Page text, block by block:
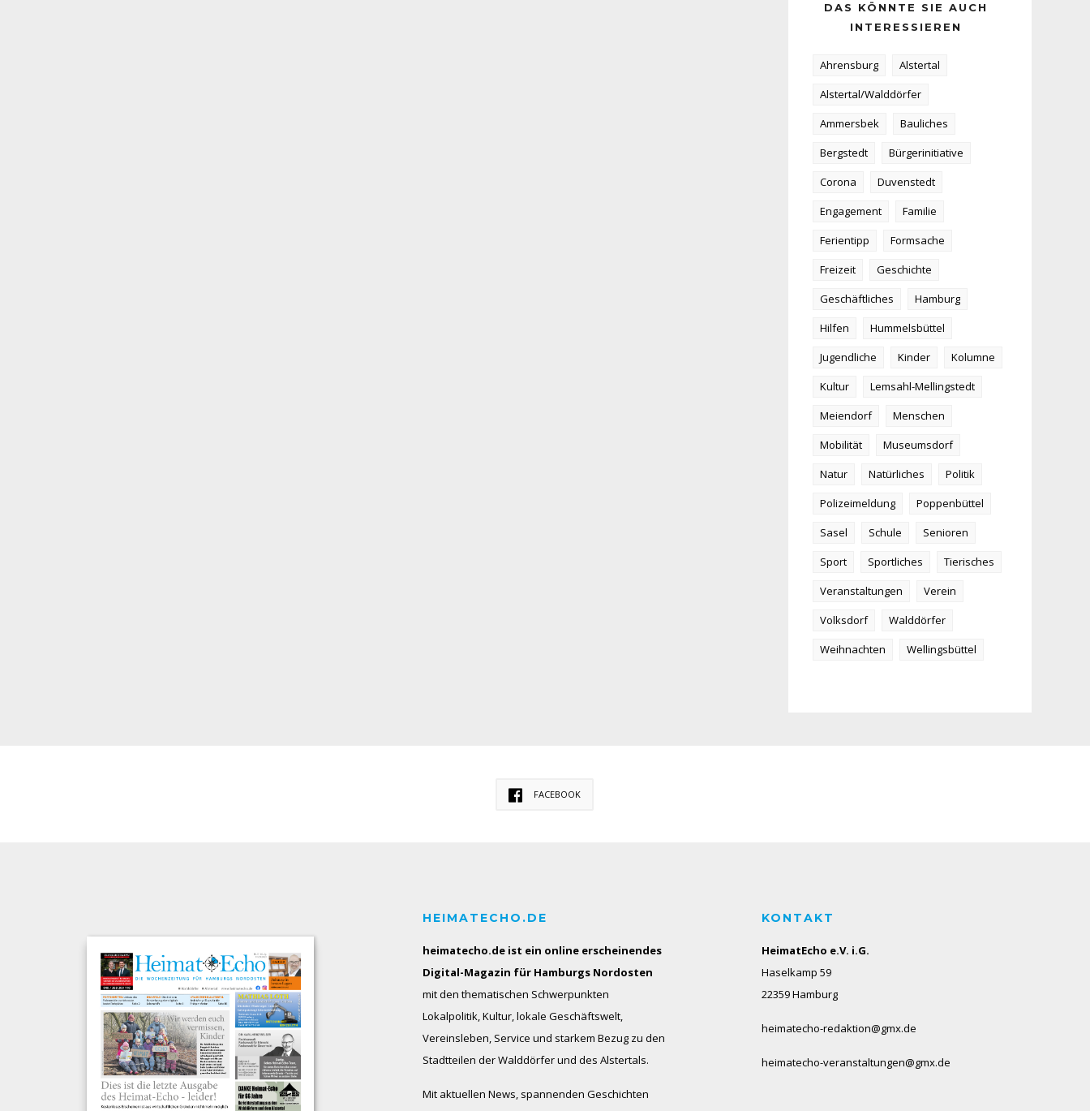
DAS KÖNNTE SIE AUCH
INTERESSIEREN
Ahrensburg
Alstertal
Alstertal/Walddörfer
Ammersbek
Bauliches
Bergstedt
Bürgerinitiative
Corona
Duvenstedt
Engagement
Familie
Ferientipp
Formsache
Freizeit
Geschichte
Geschäftliches
Hamburg
Hilfen
Hummelsbüttel
Jugendliche
Kinder
Kolumne
Kultur
Lemsahl-Mellingstedt
Meiendorf
Menschen
Mobilität
Museumsdorf
Natur
Natürliches
Politik
Polizeimeldung
Poppenbüttel
Sasel
Schule
Senioren
Sport
Sportliches
Tierisches
Veranstaltungen
Verein
Volksdorf
Walddörfer
Weihnachten
Wellingsbüttel
FACEBOOK
HEIMATECHO.DE
heimatecho.de ist ein online erscheinendes
Digital-Magazin für Hamburgs Nordosten
mit den thematischen Schwerpunkten
Lokalpolitik, Kultur, lokale Geschäftswelt,
Vereinsleben, Service und starkem Bezug zu den
Stadtteilen der Walddörfer und des Alstertals.
Mit aktuellen News, spannenden Geschichten
KONTAKT
HeimatEcho e.V. i.G.
Haselkamp 59
22359 Hamburg
heimatecho-redaktion@gmx.de
heimatecho-veranstaltungen@gmx.de